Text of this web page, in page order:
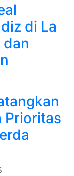
di La
dan
Prioritas